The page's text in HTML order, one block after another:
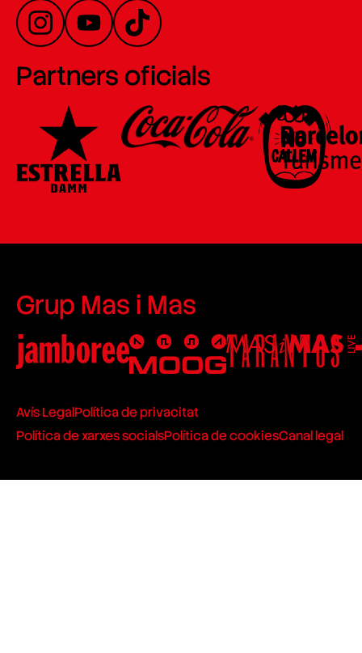
Partners oficials
Grup Mas i Mas
Avís LegalPolítica de privacitat
Política de xarxes socialsPolítica de cookiesCanal legal